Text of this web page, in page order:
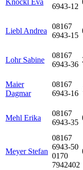
Knöckl Eva
6943-12
Liebl Andrea
08167
6943-15
Lohr Sabine
08167
6943-36
Maier
Dagmar
08167
6943-16
Mehl Erika
08167
6943-35
Meyer Stefan
08167
6943-50
0170
7942402